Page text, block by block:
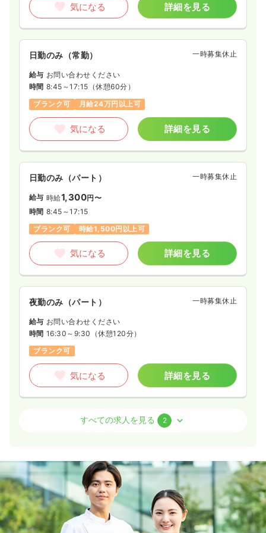
気になる 詳細を見る
日勤のみ（常勤） 一時募集休止
給与 お問い合わせください
時間 8:45～17:15 （休憩60分）
ブランク可
月給24万円以上可
気になる 詳細を見る
日勤のみ（パート） 一時募集休止
給与 時給1,300円〜
時間 8:45～17:15
ブランク可
時給1,500円以上可
気になる 詳細を見る
夜勤のみ（パート） 一時募集休止
給与 お問い合わせください
時間 16:30～9:30 （休憩120分）
ブランク可
気になる 詳細を見る
給与 お問い合わせください
時間
8:45～17:15（休憩60分）
日祝休み
担当業務未経験可
ブランク可
月給27万円以上可
気になる 詳細を見る
すべての求人を見る 2